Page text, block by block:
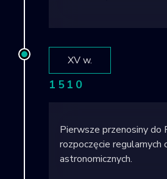
1510
Pierwsze przenosiny do
rozpoczęcie regularnych
astronomicznych.
XV w.